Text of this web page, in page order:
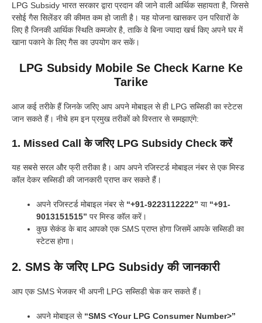
LPG Subsidy भारत सरकार द्वारा प्रदान की जाने वाली आर्थिक सहायता है, जिससे
रसोई गैस सिलेंडर की कीमत कम हो जाती है। यह योजना खासकर उन परिवारों के
लिए है जिनकी आर्थिक स्थिति कमजोर है, ताकि वे बिना ज्यादा खर्च किए अपने घर में
खाना पकाने के लिए गैस का उपयोग कर सकें।
LPG Subsidy Mobile Se Check Karne Ke
Tarike
आज कई तरीके हैं जिनके जरिए आप अपने मोबाइल से ही LPG सब्सिडी का स्टेटस
जान सकते हैं। नीचे हम इन प्रमुख तरीकों को विस्तार से समझाएंगे:
1. Missed Call के जरिए LPG Subsidy Check करें
यह सबसे सरल और फ्री तरीका है। आप अपने रजिस्टर्ड मोबाइल नंबर से एक मिस्ड
कॉल देकर सब्सिडी की जानकारी प्राप्त कर सकते हैं।
अपने रजिस्टर्ड मोबाइल नंबर से “+91-9223112222” या “+91-
9013151515” पर मिस्ड कॉल करें।
कुछ सेकंड के बाद आपको एक SMS प्राप्त होगा जिसमें आपके सब्सिडी का
स्टेटस होगा।
2. SMS के जरिए LPG Subsidy की जानकारी
आप एक SMS भेजकर भी अपनी LPG सब्सिडी चेक कर सकते हैं।
अपने मोबाइल से “SMS <Your LPG Consumer Number>”